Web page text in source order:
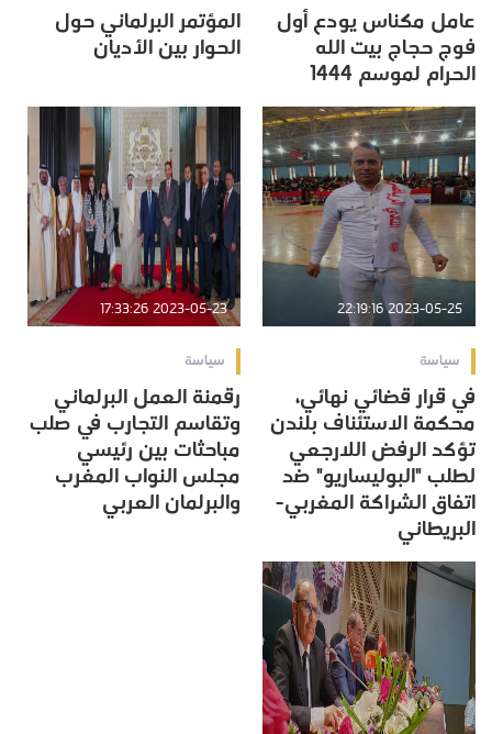
عامل مكناس يودع أول
فوج حجاج بيت الله
الحرام لموسم 1444
المؤتمر البرلماني حول
الحوار بين الأديان
2023-05-25 22:19:16
سياسة
في قرار قضائي نهائي،
محكمة الاستئناف بلندن
تؤكد الرفض اللارجعي
لطلب "البوليساريو" ضد
اتفاق الشراكة المغربي-
البريطاني
2023-05-23 17:33:26
سياسة
رقمنة العمل البرلماني
وتقاسم التجارب في صلب
مباحثات بين رئيسي
مجلس النواب المغرب
والبرلمان العربي